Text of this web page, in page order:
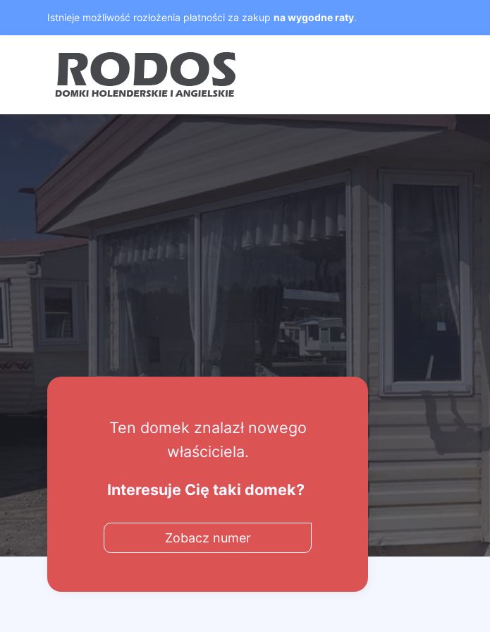
Istnieje możliwość rozłożenia płatności za zakupna wygodne raty.
Ten domek znalazł nowego
właściciela.
Interesuje Cię taki domek?
Zobacz numer